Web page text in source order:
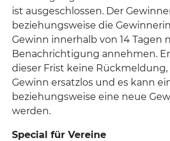
ist ausgeschlossen. Der
beziehungsweise die
Gewinn innerhalb von 14 Tagen
Benachrichtigung annehmen.
dieser Frist keine
Gewinn ersatzlos und es kann
beziehungsweise eine neue
werden.
Special für Vereine